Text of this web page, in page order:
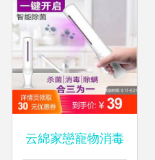
像素_編號
33336555
云綿家戀寵物消毒